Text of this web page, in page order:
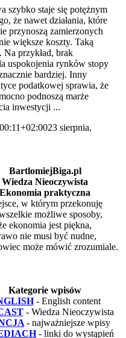
szybko staje się potężnym
że nawet działania, które
przynoszą zamierzonych
większe koszty. Taką
Na przykład, brak
uspokojenia rynków stopy
bardziej. Inny
podatkowej sprawia, że
podnoszą marże
inwestycji ...
23 sierpnia,
BartlomiejBiga.pl
Wiedza Nieoczywista
Ekonomia praktyczna
w którym przekonuję
możliwe sposoby,
ekonomia jest piękna,
nie musi być nudne,
może mówić zrozumiale.
Kategorie wpisów
- English content
- Wiedza Nieoczywista
- najważniejsze wpisy
- linki do wystąpień